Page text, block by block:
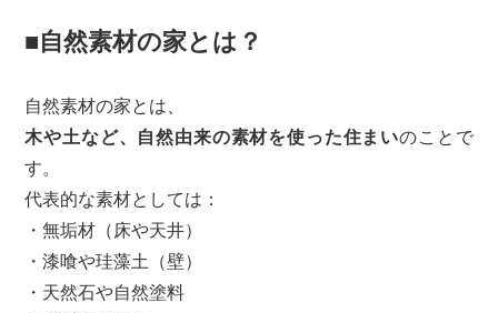
■自然素材の家とは？
自然素材の家とは、
木や土など、自然由来の素材を使った住まいのことで
す。
代表的な素材としては：
・無垢材（床や天井）
・漆喰や珪藻土（壁）
・天然石や自然塗料